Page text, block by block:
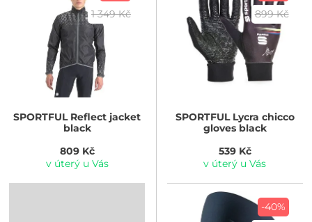
1 349 Kč
SPORTFULReflect jacket
black
809 Kč
v úterý u Vás
899 Kč
SPORTFULLycra chicco
gloves black
539 Kč
v úterý u Vás
-40%